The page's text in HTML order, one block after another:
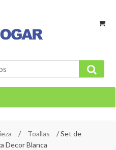
/ Toallas
/ Set de
Decor Blanca